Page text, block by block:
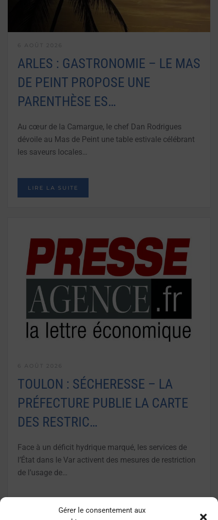
Gérer le consentement aux
ARLES : GASTRONOMIE – LE MAS
DE PEINT PROPOSE UNE
PARENTHÈSE ES…
Au cœur de la Camargue, le chef Dan Rodrigues
dévoile au Mas de Peint une table estivale célébrant
les saveurs locales…
LIRE LA SUITE
TOULON : SÉCHERESSE – LA
PRÉFECTURE PUBLIE LA CARTE
DES RESTRIC…
Face à un déficit hydrique marqué, les services de
l’État dans le Var activent des mesures de restriction
de l’usage de…
LIRE LA SUITE